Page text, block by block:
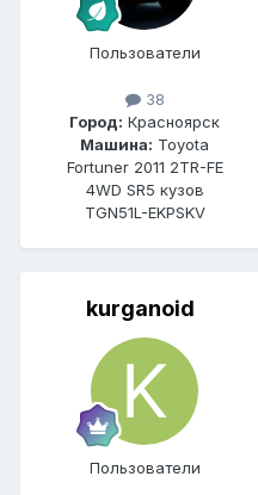
Пользователи
38
Город: Красноярск
Машина: Toyota
Fortuner 2011 2TR-FE
4WD SR5 кузов
TGN51L-EKPSKV
kurganoid
Пользователи